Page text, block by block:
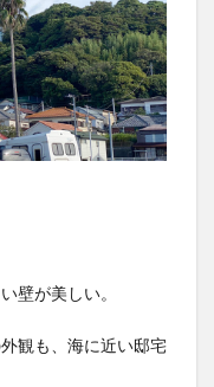
壁が美しい。
観も、海に近い邸宅